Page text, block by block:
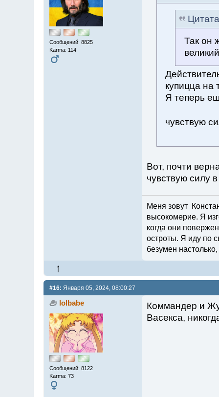
Сообщений: 8825
Karma: 114
Так он
купицца на
Я теперь
чувствую
Вот, почти
чувствую силу
Меня зовут
высокомерие. Я
когда они
остроты. Я иду по
безумен
#16: Января 05, 2024, 08:00:27
lolbabe
Сообщений: 8122
Karma: 73
Коммандер и
Васекса,